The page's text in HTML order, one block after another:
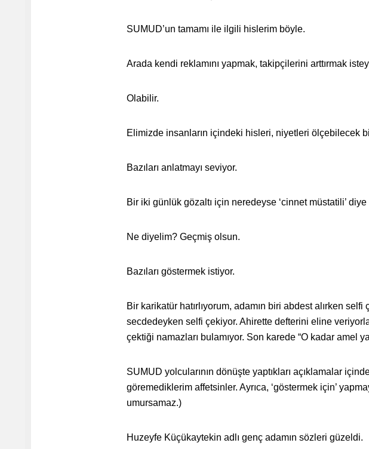
SUMUD’un tamamı ile ilgili hislerim böyle.
Arada kendi reklamını yapmak, takipçilerini arttırmak
Olabilir.
Elimizde insanların içindeki hisleri, niyetleri ölçebilecek
Bazıları anlatmayı seviyor.
Bir iki günlük gözaltı için neredeyse ‘cinnet müstatili’ diye
Ne diyelim? Geçmiş olsun.
Bazıları göstermek istiyor.
Bir karikatür hatırlıyorum, adamın biri abdest alırken
secdedeyken selfi çekiyor. Ahirette defterini eline
çektiği namazları bulamıyor. Son karede “O kadar amel
SUMUD yolcularının dönüşte yaptıkları açıklamalar
göremediklerim affetsinler. Ayrıca, ‘göstermek için’
umursamaz.)
Huzeyfe Küçükaytekin adlı genç adamın sözleri güzeldi.